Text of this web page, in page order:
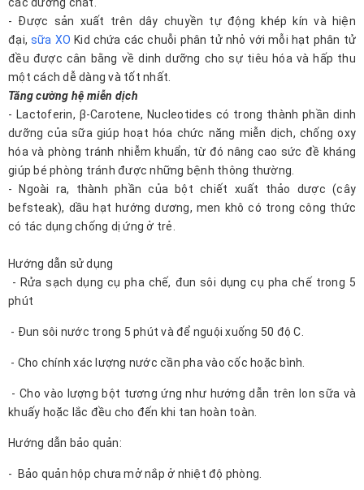
các dưỡng chất.
- Được sản xuất trên dây chuyền tự động khép kín và hiện
đại, sữa XO Kid chứa các chuỗi phân tử nhỏ với mỗi hạt phân tử
đều được cân bằng về dinh dưỡng cho sự tiêu hóa và hấp thu
một cách dễ dàng và tốt nhất.
Tăng cường hệ miễn dịch
- Lactoferin, β-Carotene, Nucleotides có trong thành phần dinh
dưỡng của sữa giúp hoạt hóa chức năng miễn dịch, chống oxy
hóa và phòng tránh nhiễm khuẩn, từ đó nâng cao sức đề kháng
giúp bé phòng tránh được những bệnh thông thường.
- Ngoài ra, thành phần của bột chiết xuất thảo dược (cây
befsteak), dầu hạt hướng dương, men khô có trong công thức
có tác dụng chống dị ứng ở trẻ.
Hướng dẫn sử dụng
- Rửa sạch dụng cụ pha chế, đun sôi dụng cụ pha chế trong 5
phút
- Đun sôi nước trong 5 phút và để nguội xuống 50 độ C.
- Cho chính xác lượng nước cần pha vào cốc hoặc bình.
- Cho vào lượng bột tương ứng như hướng dẫn trên lon sữa và
khuấy hoặc lắc đều cho đến khi tan hoàn toàn.
Hướng dẫn bảo quản:
- Bảo quản hộp chưa mở nắp ở nhiệt độ phòng.